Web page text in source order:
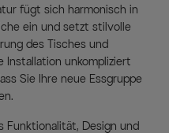
fügt sich harmonisch in
ein und setzt stilvolle
des Tisches und
unkompliziert
Sie Ihre neue Essgruppe
Funktionalität, Design und